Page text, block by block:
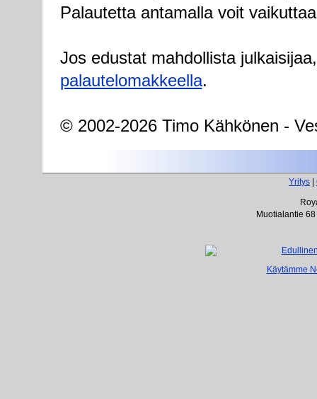
Palautetta antamalla voit
Jos edustat mahdollista
palautelomakkeella.
© 2002-2026 Timo Kähkönen -
Yritys
Muotialantie
Käytämme